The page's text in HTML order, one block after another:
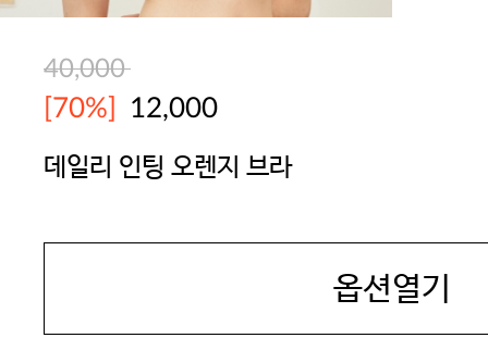
40,000
[70%] 12,000
데일리 인팅 오렌지 브라
옵션열기